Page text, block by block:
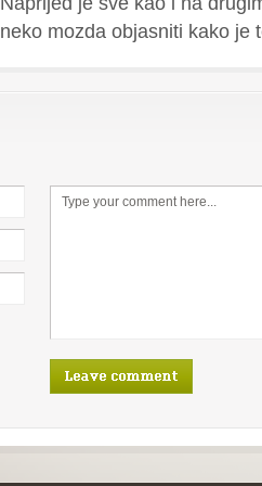
neko mozda objasniti kako je